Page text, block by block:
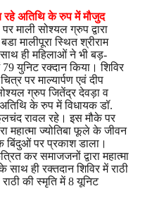
रहे अतिथि के रुप में मौजुद
माली सोश्यल ग्रुप द्वारा
मालीपूरा स्थित श्रीराम
ही महिलाओं ने भी बड़-
युनिट रक्दान किया। शिविर
पर माल्यार्पण एवं दीप
ग्रुप जितेंद्र देवड़ा व
के रुप में विधायक डॉ.
रावल रहे। इस मौके पर
महात्मा ज्योतिबा फूले के जीवन
बिंदुओं पर प्रकाश डाला।
कर समाजजनों द्वारा महात्मा
ही रक्तदान शिविर में राठी
राठी की स्मृति में 8 यूनिट